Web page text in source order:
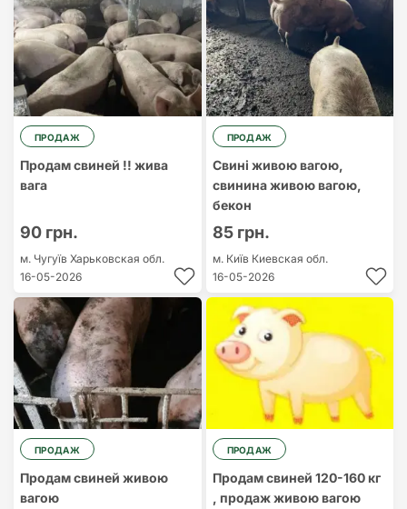
ПРОДАЖ
Продам свиней !! жива
вага
90 грн.
м. Чугуїв Харьковская обл.
16-05-2026
ПРОДАЖ
Свині живою вагою,
свинина живою вагою,
бекон
85 грн.
м. Київ Киевская обл.
16-05-2026
ПРОДАЖ
Продам свиней живою
вагою
ПРОДАЖ
Продам свиней 120-160 кг
, продаж живою вагою